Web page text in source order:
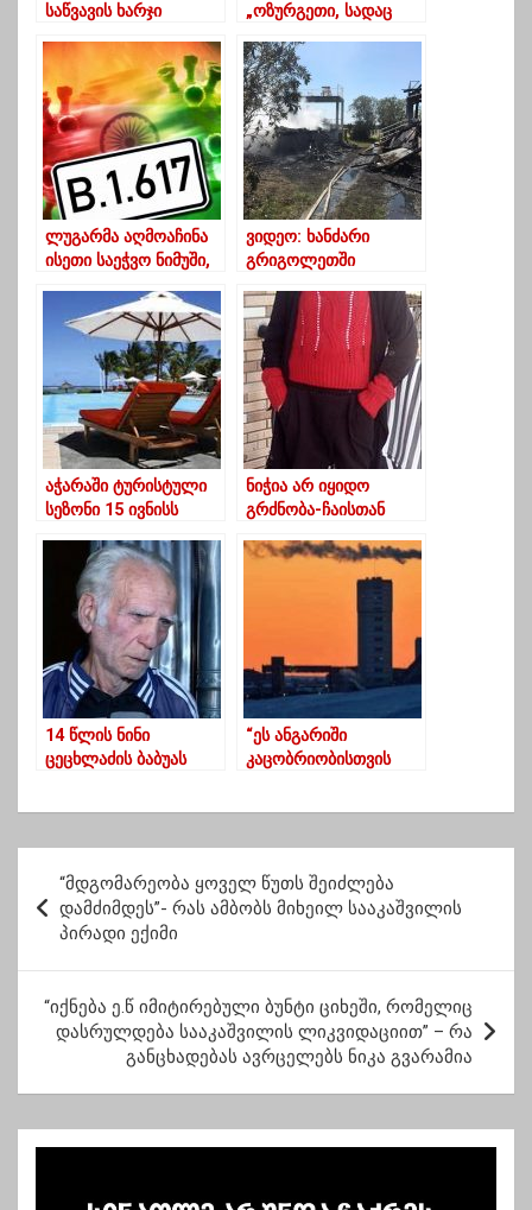
საწვავის ხარჯი
ავტომობილით
მოძრაობისას
„ოზურგეთი, სადაც
მყავს, ჩემი განძია“
ლუგარმა აღმოაჩინა
ისეთი საეჭვო ნიმუში,
საქართველოში
აქამდე არ უნახავთ
ვიდეო: ხანძარი
გრიგოლეთში
აჭარაში ტურისტული
სეზონი 15 ივნისს
გაიხსნება
ნიჭია არ იყიდო
გრძნობა-ჩაისთან
14 წლის ნინი
ცეცხლაძის ბაბუას
“ეს ანგარიში
კაცობრიობისთვის
გაეროს ანგარიში
ო
ტ
ნ
ა
“მდგომარეობა ყოველ წუთს შეიძლება
დამძიმდეს”- რას ამბობს მიხეილ სააკაშვილის
პირადი ექიმი
“იქნება ე.წ იმიტირებული ბუნტი ციხეში, რომელიც
დასრულდება სააკაშვილის ლიკვიდაციით” – რა
განცხადებას ავრცელებს ნიკა გვარამია